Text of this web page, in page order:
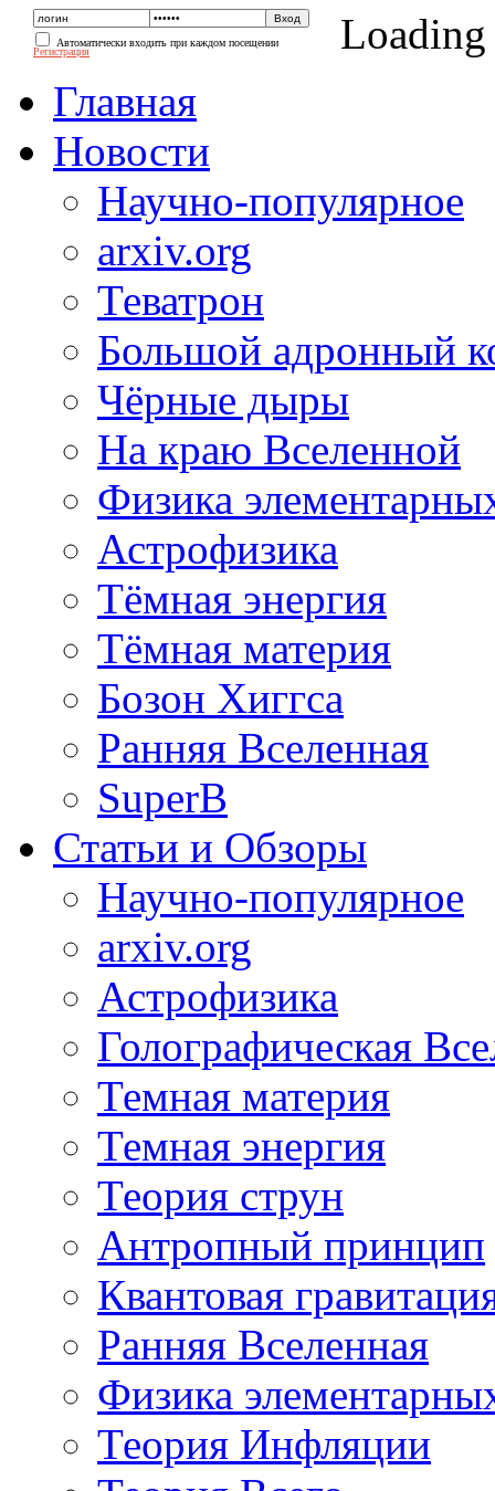
Автоматически входить при каждом посещении
Регистрация
Loading
Главная
Новости
Научно-популярное
arxiv.org
Теватрон
Большой адронный
Чёрные дыры
На краю Вселенной
Физика
Астрофизика
Тёмная энергия
Тёмная материя
Бозон Хиггса
Ранняя Вселенная
SuperB
Статьи и Обзоры
Научно-популярное
arxiv.org
Астрофизика
Голографическая
Темная материя
Темная энергия
Теория струн
Антропный принцип
Квантовая
Ранняя Вселенная
Физика
Теория Инфляции